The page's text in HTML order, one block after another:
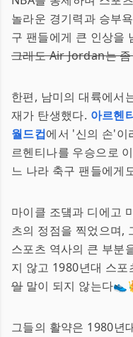
놀라운 경기력과 승부
구 팬들에게 큰 인상을
그래도 Air Jordan는
한편, 남미의 대륙에서
재가 탄생했다. 아르헨
월드컵에서 '신의 손'이
르헨티나를 우승으로
느 나라 축구 팬들에게
마이클 조덐과 디에고
츠의 정점을 찍었으며,
스포츠 역사의 큰 부분
지 않고 1980년대 스
일말이 되지 않는다
그들의 활약은 1980년